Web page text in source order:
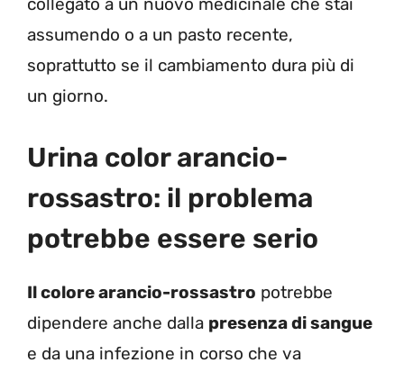
collegato a un nuovo medicinale che stai
assumendo o a un pasto recente,
soprattutto se il cambiamento dura più di
un giorno.
Urina color arancio-
rossastro: il problema
potrebbe essere serio
Il colore arancio-rossastro potrebbe
dipendere anche dalla presenza di sangue
e da una infezione in corso che va